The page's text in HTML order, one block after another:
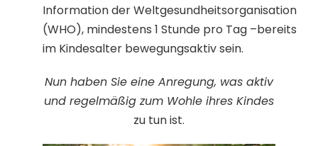
Information der Weltgesundheitsorganisation
(WHO), mindestens 1 Stunde pro Tag –bereits
im Kindesalter bewegungsaktiv sein.
Nun haben Sie eine Anregung, was aktiv
und regelmäßig zum Wohle ihres Kindes
zu tun ist.